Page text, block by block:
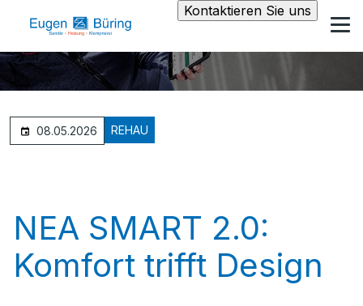
Kontaktieren Sie uns
08.05.2026 REHAU
NEA SMART 2.0:
Komfort trifft Design